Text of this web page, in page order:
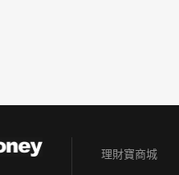
理財寶商城